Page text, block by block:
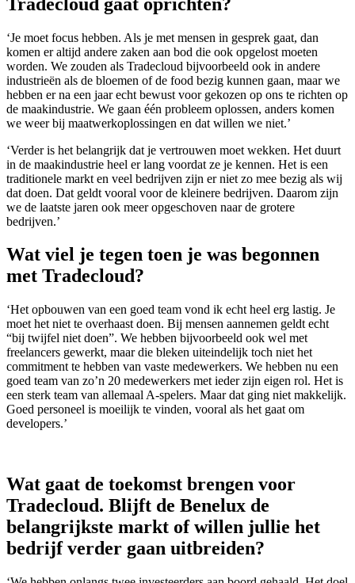
‘Je moet focus hebben. Als je met mensen in gesprek gaat, dan
komen er altijd andere zaken aan bod die ook opgelost moeten
worden. We zouden als Tradecloud bijvoorbeeld ook in andere
industrieën als de bloemen of de food bezig kunnen gaan, maar we
hebben er na een jaar echt bewust voor gekozen op ons te richten op
de maakindustrie. We gaan één probleem oplossen, anders komen
we weer bij maatwerkoplossingen en dat willen we niet.’
‘Verder is het belangrijk dat je vertrouwen moet wekken. Het duurt
in de maakindustrie heel er lang voordat ze je kennen. Het is een
traditionele markt en veel bedrijven zijn er niet zo mee bezig als wij
dat doen. Dat geldt vooral voor de kleinere bedrijven. Daarom zijn
we de laatste jaren ook meer opgeschoven naar de grotere
bedrijven.’
Wat viel je tegen toen je was begonnen
met Tradecloud?
‘Het opbouwen van een goed team vond ik echt heel erg lastig. Je
moet het niet te overhaast doen. Bij mensen aannemen geldt echt
“bij twijfel niet doen”. We hebben bijvoorbeeld ook wel met
freelancers gewerkt, maar die bleken uiteindelijk toch niet het
commitment te hebben van vaste medewerkers. We hebben nu een
goed team van zo’n 20 medewerkers met ieder zijn eigen rol. Het is
een sterk team van allemaal A-spelers. Maar dat ging niet makkelijk.
Goed personeel is moeilijk te vinden, vooral als het gaat om
developers.’
Wat gaat de toekomst brengen voor
Tradecloud. Blijft de Benelux de
belangrijkste markt of willen jullie het
bedrijf verder gaan uitbreiden?